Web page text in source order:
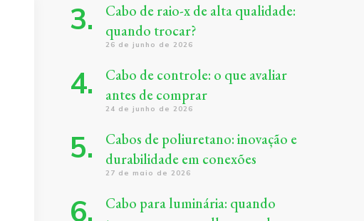
Cabo de raio-x de alta qualidade:
quando trocar?
26 de junho de 2026
Cabo de controle: o que avaliar
antes de comprar
24 de junho de 2026
Cabos de poliuretano: inovação e
durabilidade em conexões
27 de maio de 2026
Cabo para luminária: quando